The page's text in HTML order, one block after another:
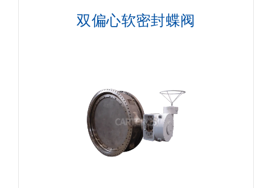
双偏心软密封蝶阀